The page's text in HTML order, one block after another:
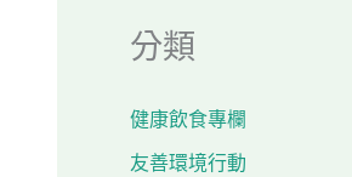
分類
健康飲食專欄
友善環境行動